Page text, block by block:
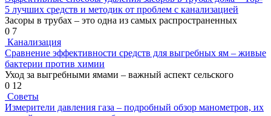
5 лучших средств и методик от проблем с канализацией
Засоры в трубах – это одна из самых распространенных
0 7
Канализация
Сравнение эффективности средств для выгребных ям – живые
бактерии против химии
Уход за выгребными ямами – важный аспект сельского
0 12
Советы
Измерители давления газа – подробный обзор манометров, их